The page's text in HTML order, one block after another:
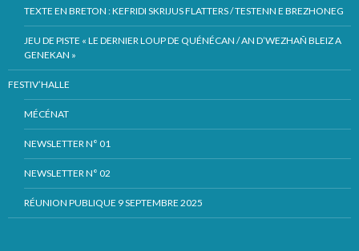
TEXTE EN BRETON : KEFRIDI SKRIJUS FLATTERS / TESTENN E BREZHONEG
JEU DE PISTE « LE DERNIER LOUP DE QUÉNÉCAN / AN D’WEZHAÑ BLEIZ A
GENEKAN »
FESTIV’HALLE
MÉCÉNAT
NEWSLETTER N° 01
NEWSLETTER N° 02
RÉUNION PUBLIQUE 9 SEPTEMBRE 2025